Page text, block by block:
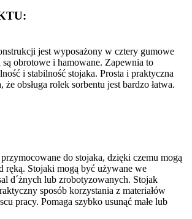
jest wyposażony w cztery gumowe
są obrotowe i hamowane. Zapewnia to
i stabilność stojaka. Prosta i praktyczna
obsługa rolek sorbentu jest bardzo łatwa.
do stojaka, dzięki czemu mogą
ręką. Stojaki mogą być używane we
d´żnych lub zrobotyzowanych. Stojak
sposób korzystania z materiałów
pracy. Pomaga szybko usunąć małe lub